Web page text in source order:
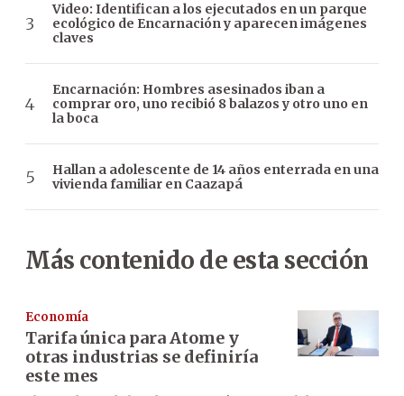
Video: Identifican a los ejecutados en un parque
ecológico de Encarnación y aparecen imágenes
claves
Encarnación: Hombres asesinados iban a
comprar oro, uno recibió 8 balazos y otro uno en
la boca
Hallan a adolescente de 14 años enterrada en una
vivienda familiar en Caazapá
Más contenido de esta sección
Economía
Tarifa única para Atome y
otras industrias se definiría
este mes